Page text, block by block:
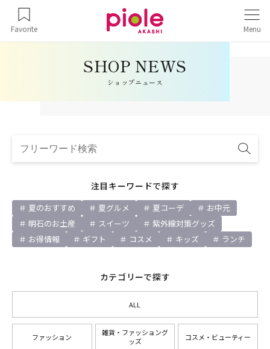
Favorite Menu
ショップニュース
注目キーワードで探す
夏のおすすめ 夏グルメ 夏コーデ
お中元
明石のお土産
スイーツ
紫外線対策グッズ
お得情報
ギフト コスメ キッズ ランチ
カテゴリーで探す
ALL
ファッション
雑貨・ファッショング
ッズ
コスメ・ビューティー